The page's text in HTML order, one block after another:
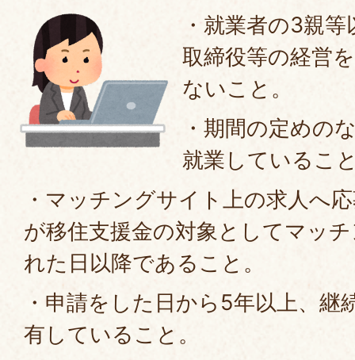
・就業者の3親
取締役等の経営
ないこと。
・期間の定めの
就業しているこ
・マッチングサイト上の求人へ
が移住支援金の対象としてマッ
れた日以降であること。
・申請をした日から5年以上、継
有していること。